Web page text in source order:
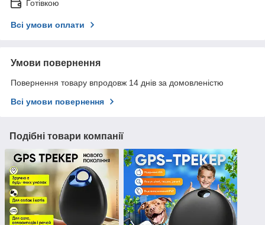
Готівкою
Всі умови оплати
Умови повернення
Повернення товару впродовж 14 днів за домовленістю
Всі умови повернення
Подібні товари компанії